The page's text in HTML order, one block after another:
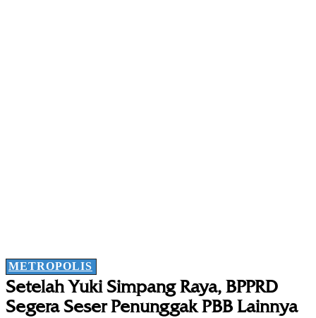
METROPOLIS
Setelah Yuki Simpang Raya, BPPRD
Segera Seser Penunggak PBB Lainnya